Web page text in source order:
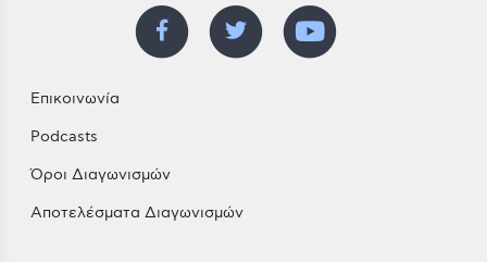
Επικοινωνία
Podcasts
Όροι Διαγωνισμών
Αποτελέσματα Διαγωνισμών